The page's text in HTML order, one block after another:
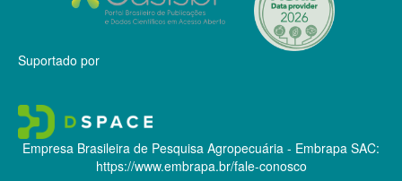
Suportado por
Empresa Brasileira de Pesquisa Agropecuária - Embrapa SAC:
https://www.embrapa.br/fale-conosco